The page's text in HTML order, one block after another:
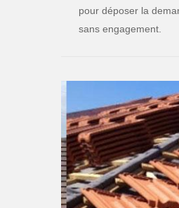
pour déposer la
sans engagement.